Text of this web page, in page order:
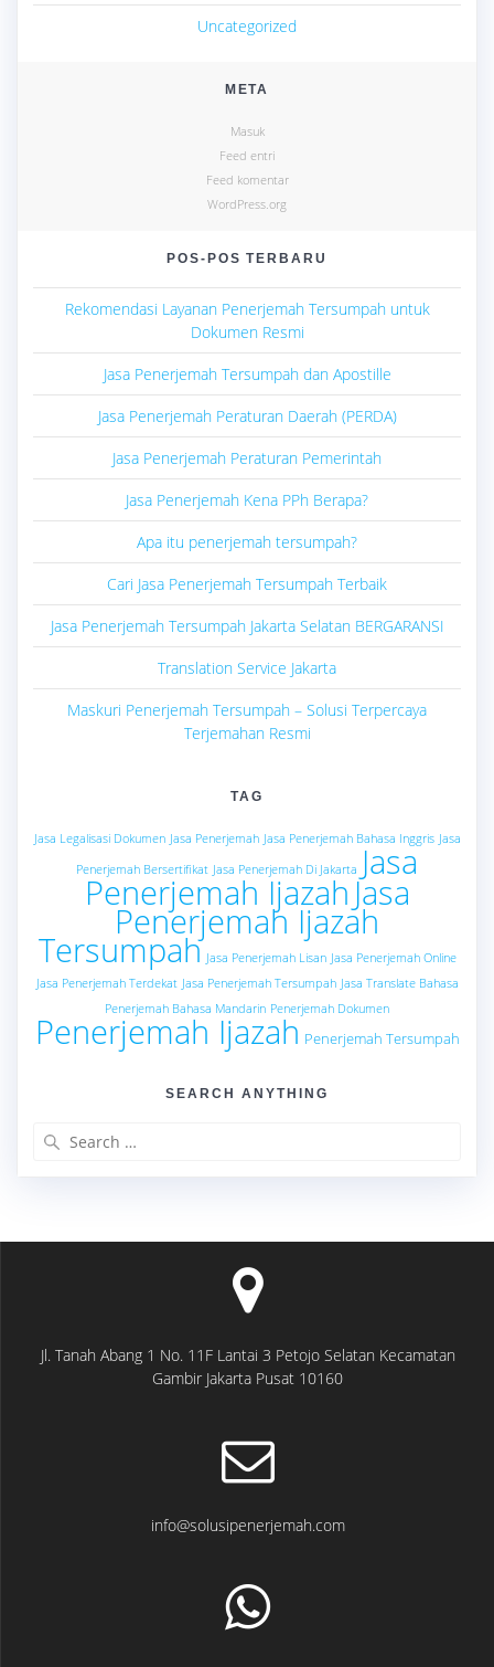
Uncategorized
META
Masuk
Feed entri
Feed komentar
WordPress.org
POS-POS TERBARU
Rekomendasi Layanan Penerjemah Tersumpah untuk
Dokumen Resmi
Jasa Penerjemah Tersumpah dan Apostille
Jasa Penerjemah Peraturan Daerah (PERDA)
Jasa Penerjemah Peraturan Pemerintah
Jasa Penerjemah Kena PPh Berapa?
Apa itu penerjemah tersumpah?
Cari Jasa Penerjemah Tersumpah Terbaik
Jasa Penerjemah Tersumpah Jakarta Selatan BERGARANSI
Translation Service Jakarta
Maskuri Penerjemah Tersumpah – Solusi Terpercaya
Terjemahan Resmi
TAG
Jasa Legalisasi Dokumen Jasa Penerjemah Jasa Penerjemah Bahasa Inggris Jasa
Penerjemah Bersertifikat Jasa Penerjemah Di Jakarta Jasa
Penerjemah Ijazah Jasa
Penerjemah Ijazah
Tersumpah Jasa Penerjemah Lisan Jasa Penerjemah Online
Jasa Penerjemah Terdekat Jasa Penerjemah Tersumpah Jasa Translate Bahasa
Penerjemah Bahasa Mandarin Penerjemah Dokumen
Penerjemah Ijazah Penerjemah Tersumpah
SEARCH ANYTHING
Jl. Tanah Abang 1 No. 11F Lantai 3 Petojo Selatan Kecamatan
Gambir Jakarta Pusat 10160
info@solusipenerjemah.com